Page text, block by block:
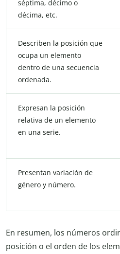
séptima, décimo o
décima, etc.
Describen la posición que
ocupa un elemento
dentro de una secuencia
ordenada.
Expresan la posición
relativa de un elemento
en una serie.
Presentan variación de
género y número.
En resumen, los números
posición o el orden de los